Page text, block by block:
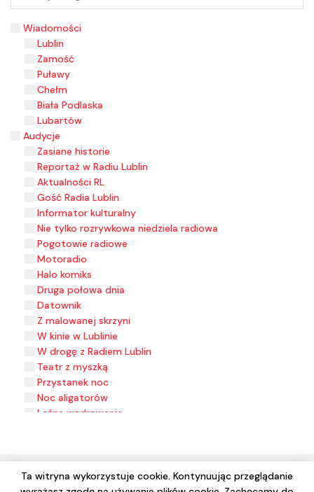
Wiadomości
Lublin
Zamość
Puławy
Chełm
Biała Podlaska
Lubartów
Audycje
Zasiane historie
Reportaż w Radiu Lublin
Aktualności RL
Gość Radia Lublin
Informator kulturalny
Nie tylko rozrywkowa niedziela radiowa
Pogotowie radiowe
Motoradio
Halo komiks
Druga połowa dnia
Datownik
Z malowanej skrzyni
W kinie w Lublinie
W drogę z Radiem Lublin
Teatr z myszką
Przystanek noc
Noc aligatorów
Leśne wędrowanie
Kalejdoskop regionalny
Hobbici. Z Lubelskiego.
Ta witryna wykorzystuje cookie. Kontynuując przeglądanie